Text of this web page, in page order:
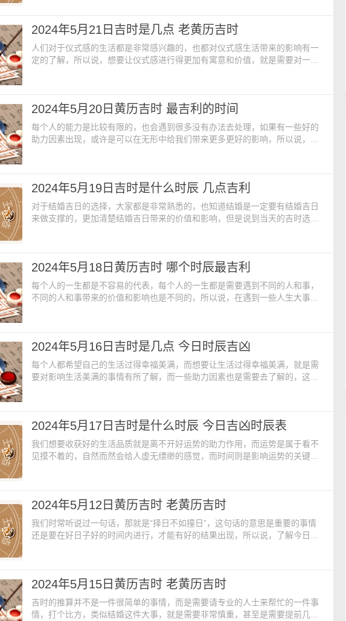
19:00【胎神占方】：占门厕外正北【宜】：装门 开厕
2024年5月21日吉时是几点 老黄历吉时
人们对于仪式感的生活都是非常感兴趣的，也都对仪式感生活带来的影响有一
定的了解，所以说，想要让仪式感进行得更加有寓意和价值，就是需要对一些
17:00【胎神占方】：占碓磨门外西北【宜】：齐醮 开柱眼
2024年5月20日黄历吉时 最吉利的时间
每个人的能力是比较有限的，也会遇到很多没有办法去处理，如果有一些好的
助力因素出现，或许是可以在无形中给我们带来更多更好的影响，所以说，了
占门炉外西北【宜】：掘井 动土 安门 赴任
2024年5月19日吉时是什么时辰 几点吉利
对于结婚吉日的选择，大家都是非常熟悉的，也知道结婚是一定要有结婚吉日
来做支撑的，更加清楚结婚吉日带来的价值和影响，但是说到当天的吉时选
方】：占房床厕外西北【宜】：扫房 修造 装修
2024年5月18日黄历吉时 哪个时辰最吉利
每个人的一生都是不容易的代表，每个人的一生都是需要遇到不同的人和事，
不同的人和事带来的价值和影响也是不同的，所以说，在遇到一些人生大事情
占仓库碓外西北【宜】：问名 领证 旅游 修造
2024年5月16日吉时是几点 今日时辰吉凶
每个人都希望自己的生活过得幸福美满，而想要让生活过得幸福美满，就是需
要对影响生活美满的事情有所了解，而一些助力因素也是需要去了解的，这个
19:00【胎神占方】：占碓磨栖外正西【宜】：开工 装修
2024年5月17日吉时是什么时辰 今日吉凶时辰表
我们想要收获好的生活品质就是离不开好运势的助力作用，而运势是属于看不
见摸不着的，自然而然会给人虚无缥缈的感觉，而时间则是影响运势的关键，
方】：占厨灶床外正西【宜】：平治道涂 嫁娶 结
2024年5月12日黄历吉时 老黄历吉时
我们时常听说过一句话，那就是“择日不如撞日”，这句话的意思是重要的事情
还是要在好日子好的时间内进行，才能有好的结果出现，所以说，了解今日吉
占方】：占厨灶碓外西南【宜】：搬家【忌】：
2024年5月15日黄历吉时 老黄历吉时
吉时的推算并不是一件很简单的事情，而是需要请专业的人士来帮忙的一件事
情，打个比方，类似结婚这件大事，就是需要非常慎重，甚至是需要提前几个